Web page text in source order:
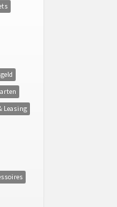
Leasing